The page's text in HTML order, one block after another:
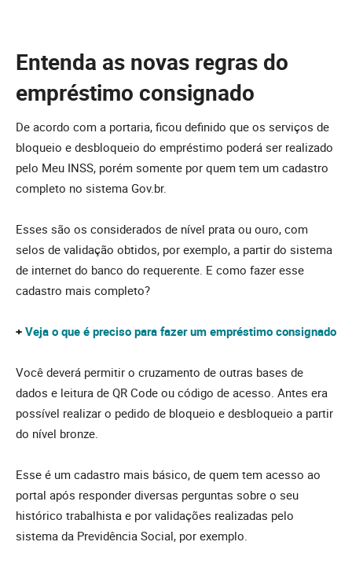
Entenda as novas regras do
empréstimo consignado
De acordo com a portaria, ficou definido que os serviços de
bloqueio e desbloqueio do empréstimo poderá ser realizado
pelo Meu INSS, porém somente por quem tem um cadastro
completo no sistema Gov.br.
Esses são os considerados de nível prata ou ouro, com
selos de validação obtidos, por exemplo, a partir do sistema
de internet do banco do requerente. E como fazer esse
cadastro mais completo?
+ Veja o que é preciso para fazer um empréstimo consignado
Você deverá permitir o cruzamento de outras bases de
dados e leitura de QR Code ou código de acesso. Antes era
possível realizar o pedido de bloqueio e desbloqueio a partir
do nível bronze.
Esse é um cadastro mais básico, de quem tem acesso ao
portal após responder diversas perguntas sobre o seu
histórico trabalhista e por validações realizadas pelo
sistema da Previdência Social, por exemplo.